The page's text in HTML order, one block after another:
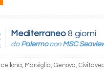
Mediterraneo 8 giorni
da Palermocon MSC
Marsiglia, Genova,